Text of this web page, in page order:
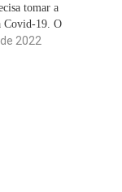
tomar a
Covid-19. O
é das
é aplicada
2022